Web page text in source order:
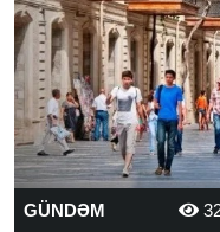
GÜNDƏM